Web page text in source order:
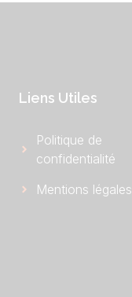
Liens Utiles
Politique de
confidentialité
Mentions légales